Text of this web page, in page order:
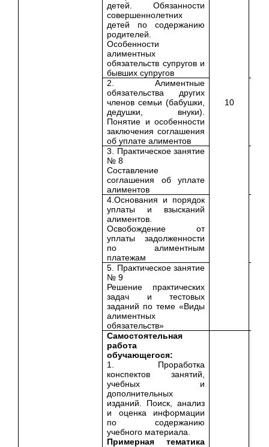
10
детей. Обязанности
совершеннолетних
детей по содержанию
родителей.
Особенности
алиментных
обязательств супругов и
бывших супругов
2. Алиментные
обязательства других
членов семьи (бабушки,
дедушки, внуки).
Понятие и особенности
заключения соглашения
об уплате алиментов
3. Практическое занятие
№ 8
Составление
соглашения об уплате
алиментов
4.Основания и порядок
уплаты и взысканий
алиментов.
Освобождение от
уплаты задолженности
по алиментным
платежам
5. Практическое занятие
№ 9
Решение практических
задач и тестовых
заданий по теме «Виды
алиментных
обязательств»
Самостоятельная
работа
обучающегося:
1. Проработка
конспектов занятий,
учебных и
дополнительных
изданий. Поиск, анализ
и оценка информации
по содержанию
учебного материала.
Примерная тематика